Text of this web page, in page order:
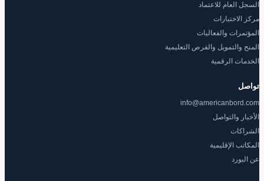
السجل العام للاعتماد
مركز الاختبارات
المؤتمرات والفعاليات
المنح والتمويل والفرص التعليمية
الخدمات الرقمية
تواصل
info@americanbord.com
الأخبار والتواصل
الشراكات
المكاتب الإقليمية
عن البورد